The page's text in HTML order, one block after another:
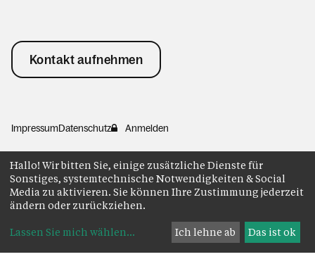
Kontakt aufnehmen
ImpressumDatenschutz Anmelden
Hallo! Wir bitten Sie, einige zusätzliche Dienste für
Sonstiges, systemtechnische Notwendigkeiten & Social
Media zu aktivieren. Sie können Ihre Zustimmung jederzeit
ändern oder zurückziehen.
Lassen Sie mich wählen... Ich lehne ab Das ist ok